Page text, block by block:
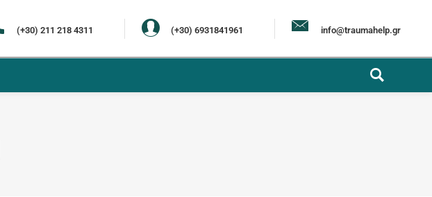
(+30) 211 218 4311 (+30) 6931841961 info@traumahelp.gr